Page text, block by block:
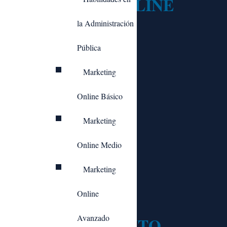
Añadir al carrito
la Administración
Pública
Marketing
Online Básico
Marketing
Online Medio
Marketing
Online
Avanzado